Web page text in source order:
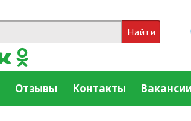
Найти
Отзывы Контакты Вакансии